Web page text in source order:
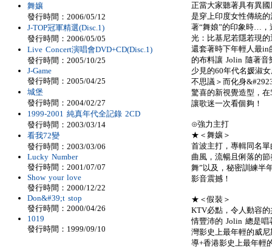
正當大家聽著具有異
是穿上印度女性傳統
著“舞娘”的印象時…，
光：比基尼若隱若現
還套著時下年輕人最
的布料讓 Jolin 隨著音
少見的60年代名媛淑
不思議＞而化身
驚喜的新視覺造型，
讓歌迷一次看個夠！
⊙強力主打
★＜舞孃＞
首波主打，專輯同名
曲風，流暢且俐落的
舞”以及，秘密訓練半
影音震撼！
★＜假裝＞
KTV必點，令人動容
情豐沛的 Jolin 總是
灣影史上最年輕的威
導+香港影史上最年輕
舞孃
發行時間：2006/05/12
J-TOP冠軍精選(Disc.1)
發行時間：2006/05/05
Live Concert演唱會DVD+CD(Disc.1)
發行時間：2005/10/25
J-Game
發行時間：2005/04/25
城堡
發行時間：2004/02/27
1999-2001 純真年代全記錄 2CD
發行時間：2003/03/14
看我72變
發行時間：2003/03/06
Lucky Number
發行時間：2001/07/07
Show your love
發行時間：2000/12/22
Don&#39;t stop
發行時間：2000/04/26
1019
發行時間：1999/09/10